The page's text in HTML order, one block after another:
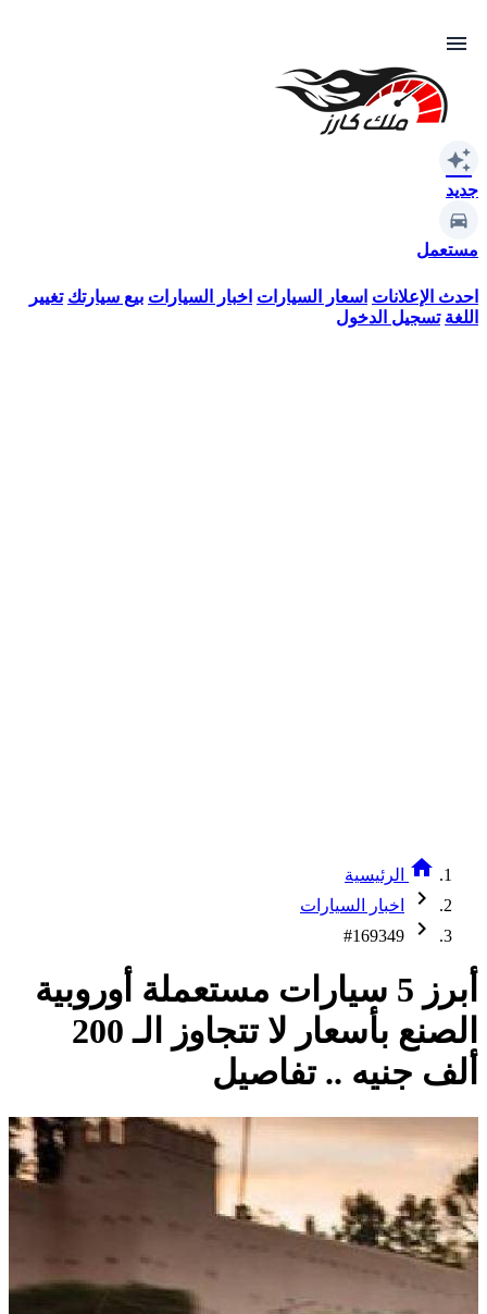
menu
auto_awesome
جديد
مستعمل
احدث الإعلانات اسعار السيارات اخبار السيارات بيع سيارتك تغيير
اللغة تسجيل الدخول
home الرئيسية
chevron_right اخبار السيارات
chevron_right
#169349
أبرز 5 سيارات مستعملة أوروبية
الصنع بأسعار لا تتجاوز الـ 200
ألف جنيه .. تفاصيل